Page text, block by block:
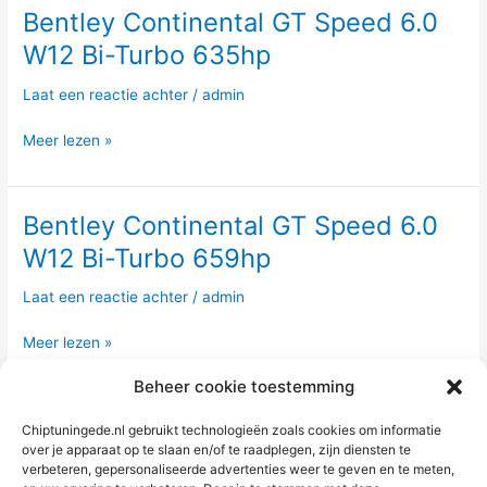
Beheer cookie toestemming
Chiptuningede.nl gebruikt technologieën zoals cookies om informatie
over je apparaat op te slaan en/of te raadplegen, zijn diensten te
verbeteren, gepersonaliseerde advertenties weer te geven en te meten,
Bentley Continental GT Speed 6.0
W12 Bi-Turbo 635hp
Laat een reactie achter /admin
Bentley
Continental
GT
Speed
W12
Turbo
Meer lezen »
Bentley Continental GT Speed 6.0
W12 Bi-Turbo 659hp
Laat een reactie achter /admin
Bentley
Continental
GT
Speed
W12
Meer lezen »